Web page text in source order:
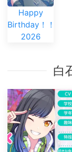
Happy
Birthday！！
2026
白